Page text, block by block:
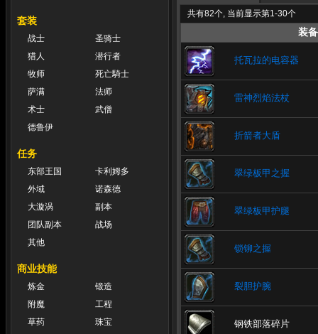
套装
战士
圣骑士
猎人
潜行者
牧师
死亡騎士
萨满
法师
术士
武僧
德鲁伊
任务
东部王国
卡利姆多
外域
诺森德
大漩涡
副本
团队副本
战场
其他
商业技能
炼金
锻造
附魔
工程
草药
珠宝
共有82个, 当前显示第1-30个
装备
托瓦拉的电容器
雷神烈焰法杖
折箭者大盾
翠绿板甲之握
翠绿板甲护腿
锁铆之握
裂胆护腕
钢铁部落碎片